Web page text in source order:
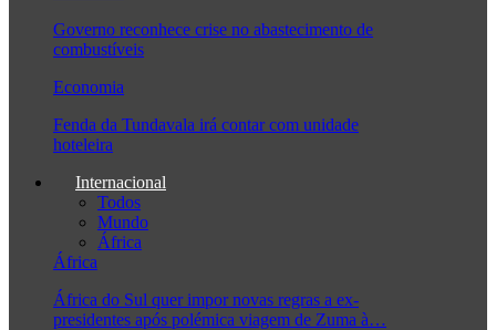
Governo reconhece crise no abastecimento de
combustíveis
Economia
Fenda da Tundavala irá contar com unidade
hoteleira
Internacional
Todos
Mundo
África
África
África do Sul quer impor novas regras a ex-
presidentes após polémica viagem de Zuma à…